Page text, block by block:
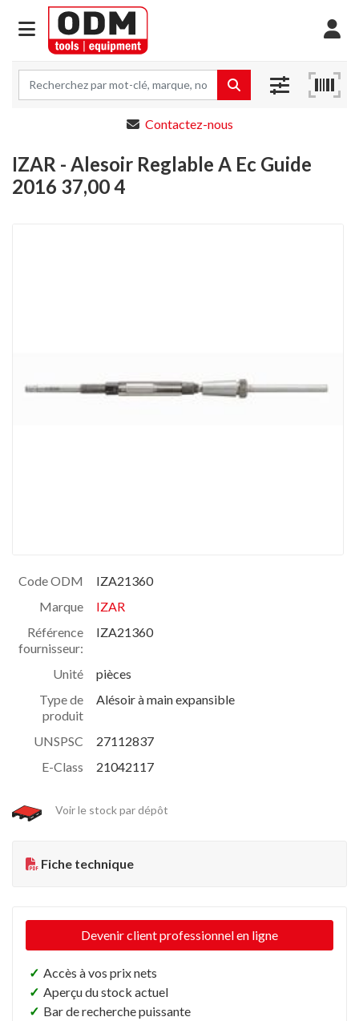
Contactez-nous
IZAR - Alesoir Reglable A Ec Guide
2016 37,00 4
Code ODM
IZA21360
Marque
IZAR
Référence
fournisseur:
IZA21360
Unité
pièces
Type de
produit
Alésoir à main expansible
UNSPSC
27112837
E-Class
21042117
Voir le stock par dépôt
Fiche technique
Devenir client professionnel en ligne
✓ Accès à vos prix nets
✓ Aperçu du stock actuel
✓ Bar de recherche puissante